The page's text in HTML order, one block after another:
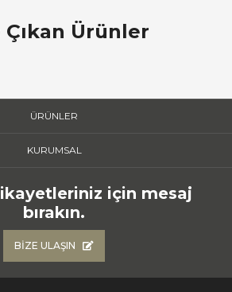
Çıkan Ürünler
ÜRÜNLER
KURUMSAL
için mesaj
bırakın.
BIZE ULAŞIN